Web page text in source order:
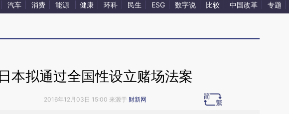
汽车 消费 能源 健康 环科 民生 ESG 数字说 比较 中国改革 专题
日本拟通过全国性设立赌场法案
2016年12月03日 15:00 来源于 财新网